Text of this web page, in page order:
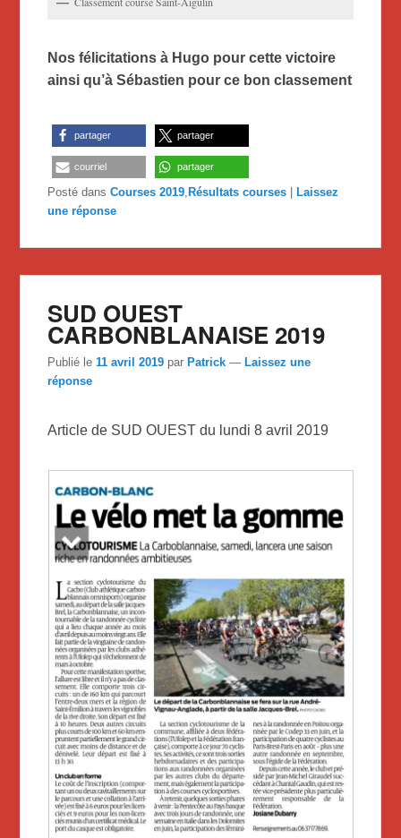
Nos félicitations à Hugo pour cette victoire
ainsi qu’à Sébastien pour ce bon classement
partager partager
courriel partager
Posté dans Courses 2019, Résultats courses
Laissez
une réponse
SUD OUEST
CARBONBLANAISE 2019
Publié le11 avril 2019 par Patrick — Laissez une
réponse
Article de SUD OUEST du lundi 8 avril 2019